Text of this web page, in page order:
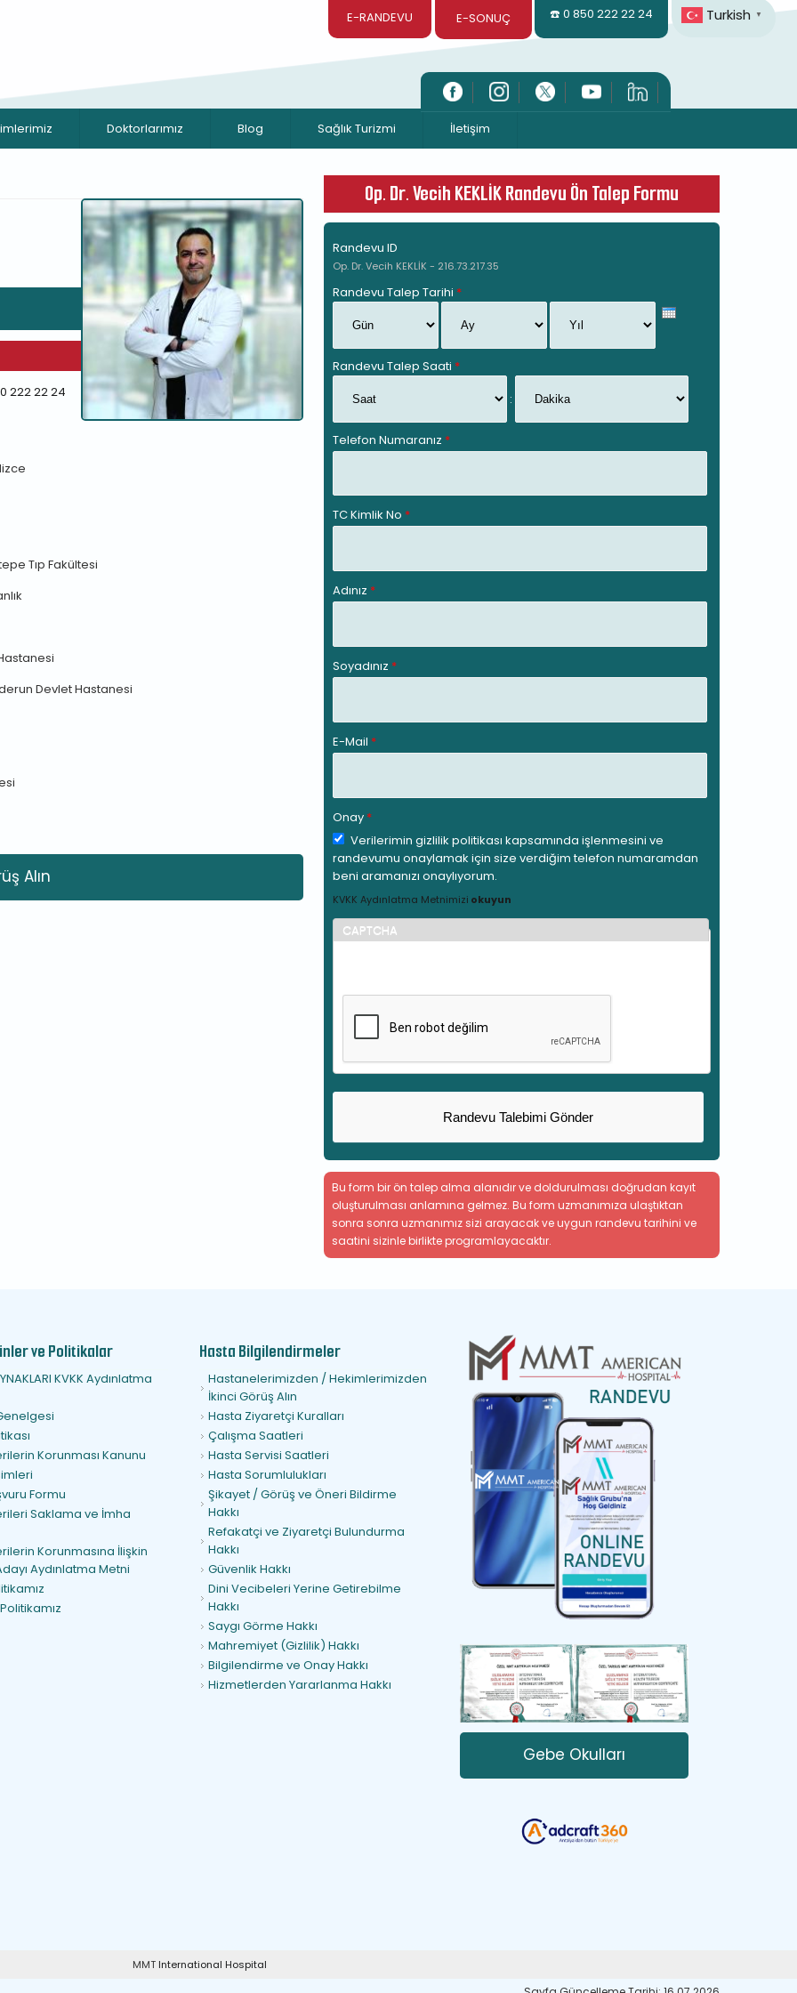
☎️ 0 850 222 22 24 Turkish ▼
E-RANDEVU E-SONUÇ
Doktorlarımız Blog Sağlık Turizmi İletişim
222 22 24
Tıp Fakültesi
Devlet Hastanesi
Alın
Op. Dr. Vecih KEKLİK Randevu Ön Talep Formu
Randevu ID
Op. Dr. Vecih KEKLİK - 216.73.217.35
Randevu Talep Tarihi *
Randevu Talep Saati *
:
Telefon Numaranız *
TC Kimlik No *
Adınız *
Soyadınız *
E-Mail *
Onay *
Verilerimin gizlilik politikası kapsamında işlenmesini ve
randevumu onaylamak için size verdiğim telefon numaramdan
beni aramanızı onaylıyorum.
KVKK Aydınlatma Metnimizi okuyun
CAPTCHA
Bu form bir ön talep alma alanıdır ve doldurulması doğrudan kayıt
oluşturulması anlamına gelmez. Bu form uzmanımıza ulaştıktan
sonra sonra uzmanımız sizi arayacak ve uygun randevu tarihini ve
saatini sizinle birlikte programlayacaktır.
ve Politikalar
KVKK Aydınlatma
Korunması Kanunu
Formu
Saklama ve İmha
Korunmasına İlişkin
Aydınlatma Metni
Hasta Bilgilendirmeler
Hastanelerimizden / Hekimlerimizden
İkinci Görüş Alın
Hasta Ziyaretçi Kuralları
Çalışma Saatleri
Hasta Servisi Saatleri
Hasta Sorumlulukları
Şikayet / Görüş ve Öneri Bildirme
Hakkı
Refakatçi ve Ziyaretçi Bulundurma
Hakkı
Güvenlik Hakkı
Dini Vecibeleri Yerine Getirebilme
Hakkı
Saygı Görme Hakkı
Mahremiyet (Gizlilik) Hakkı
Bilgilendirme ve Onay Hakkı
Hizmetlerden Yararlanma Hakkı
Gebe Okulları
MMT International Hospital